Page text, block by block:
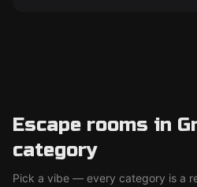
Escape rooms in
category
Pick a vibe — every category is a